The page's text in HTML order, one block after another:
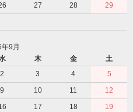
27 28
29
9月
木 金
土
2 3 4
5
9 10 11
12
17 18
19